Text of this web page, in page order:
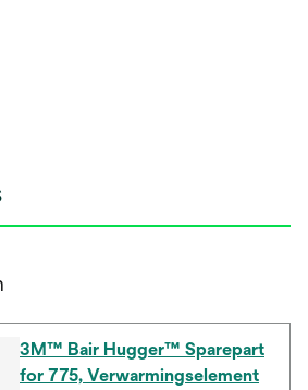
3M™ Bair Hugger™ Sparepart
for 775, Verwarmingselement